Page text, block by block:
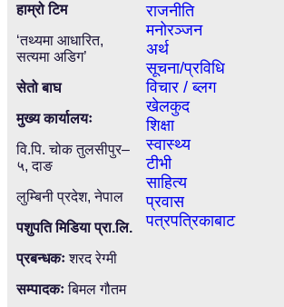
हाम्रोटिम
‘तथ्यमा आधारित,
सत्यमा अडिग’
सेतो बाघ
मुख्य कार्यालयः
वि.पि. चोक तुलसीपुर–
५, दाङ
लुम्बिनी प्रदेश, नेपाल
पशुपति मिडिया प्रा.लि.
प्रबन्धकःशरद रेग्मी
सम्पादकःबिमल गौतम
राजनीति
मनोरञ्जन
अर्थ
सूचना/प्रविधि
विचार / ब्लग
खेलकुद
शिक्षा
स्वास्थ्य
टीभी
साहित्य
प्रवास
पत्रपत्रिकाबाट